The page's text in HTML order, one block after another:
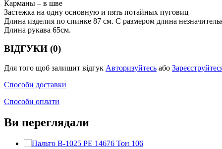
Карманы – в шве
Застежка на одну основную и пять потайных пуговиц
Длина изделия по спинке 87 см. С размером длина
Длина рукава 65см.
ВІДГУКИ (0)
Для того щоб залишит відгук Авторизуйтесь або
Способи доставки
Способи оплати
Ви переглядали